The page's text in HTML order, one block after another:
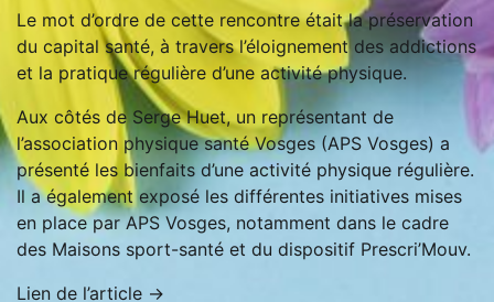
Le mot d’ordre de cette rencontre était la préservation
du capital santé, à travers l’éloignement des addictions
et la pratique régulière d’une activité physique.
Aux côtés de Serge Huet, un représentant de
l’association physique santé Vosges (APS Vosges) a
présenté les bienfaits d’une activité physique régulière.
Il a également exposé les différentes initiatives mises
en place par APS Vosges, notamment dans le cadre
des Maisons sport-santé et du dispositif Prescri’Mouv.
Lien de l’article ->